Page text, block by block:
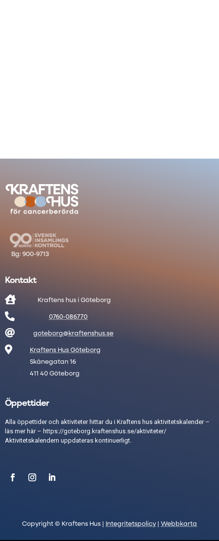
Kontakt
 Kraftens hus i Göteborg
 0760-086770
 goteborg@kraftenshus.se

Kraftens Hus Göteborg
Skånegatan 16
411 40 Göteborg
Öppettider
Alla öppettider och aktiviteter hittar du i Kraftens hus aktivitetskalender –
läs mer här – https://goteborg.kraftenshus.se/aktiviteter/
Aktivitetskalendern uppdateras kontinuerligt.
Copyright © Kraftens Hus | Integritetspolicy Webbkarta